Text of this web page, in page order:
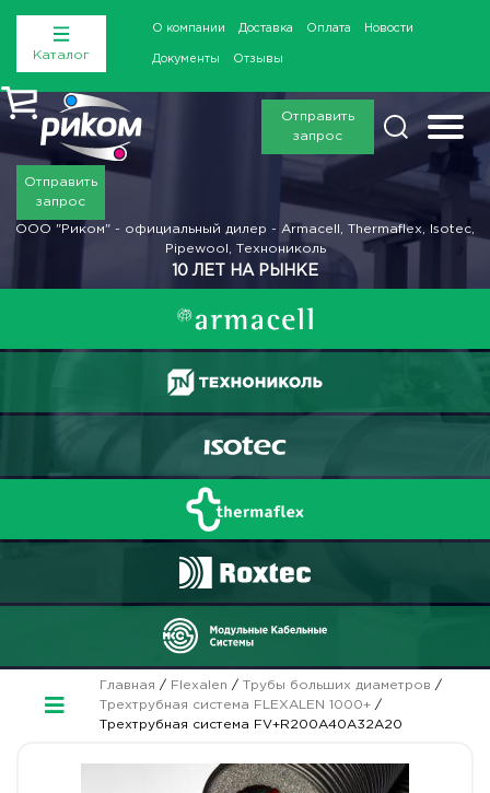
Каталог
О компании Доставка Оплата Новости
Документы Отзывы
Отправить
запрос
Отправить
запрос
ООО "Риком" - официальный дилер - Armacell, Thermaflex, Isotec,
Pipewool, Технониколь
10 ЛЕТ НА РЫНКЕ
Главная / Flexalen / Трубы больших диаметров /
Трехтрубная система FLEXALEN 1000+/
Трехтрубная система FV+R200A40A32A20